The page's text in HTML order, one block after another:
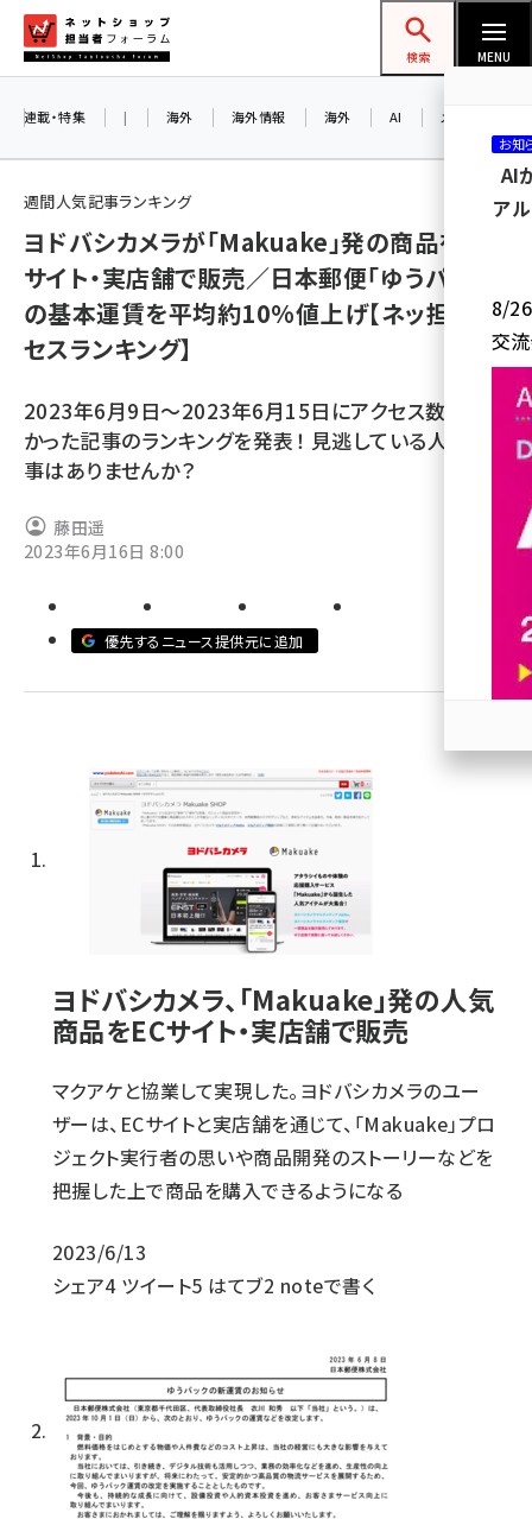
ン
ネットショップ担当者フォーラム
検索 MENU
amazon (2259)
yahoo (1908)
楽天 (1877)
ecbeing (1211)
アスクル (1122)
base (1084)
ビィ・フォアード (782)
連載・特集 | 海外 海外情報 海外 AI メタバース
週間人気記事ランキング
ヨドバシカメラが「Makuake」発の商品をEC
サイト・実店舗で販売／日本郵便「ゆうパック」
の基本運賃を平均約10%値上げ【ネッ担アク
セスランキング】
2023年6月9日～2023年6月15日にアクセス数の多
かった記事のランキングを発表！ 見逃している人気記
事はありませんか？
藤田遥
2023年6月16日 8:00
優先するニュース提供元に追加
ヨドバシカメラ、「Makuake」発の人気
商品をECサイト・実店舗で販売
マクアケと協業して実現した。ヨドバシカメラのユー
ザーは、ECサイトと実店舗を通じて、「Makuake」プロ
ジェクト実行者の思いや商品開発のストーリーなどを
把握した上で商品を購入できるようになる
2023/6/13
シェア4 ツイート5 はてブ2 noteで書く
お知
AI
ア
8/26
交
参